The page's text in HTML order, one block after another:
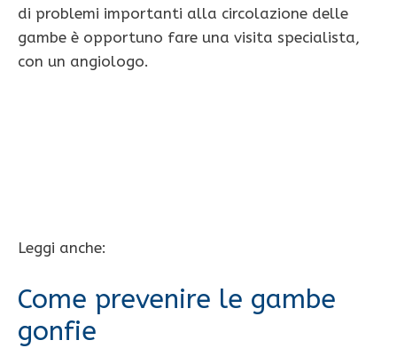
di problemi importanti alla circolazione delle
gambe è opportuno fare una visita specialista,
con un angiologo.
Leggi anche:
Come prevenire le gambe
gonfie